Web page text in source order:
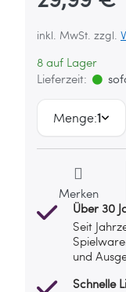
inkl. MwSt. zzgl.
8 auf Lager
Lieferzeit:
Menge:1
Merken
Über 30
Seit
und
Schnelle